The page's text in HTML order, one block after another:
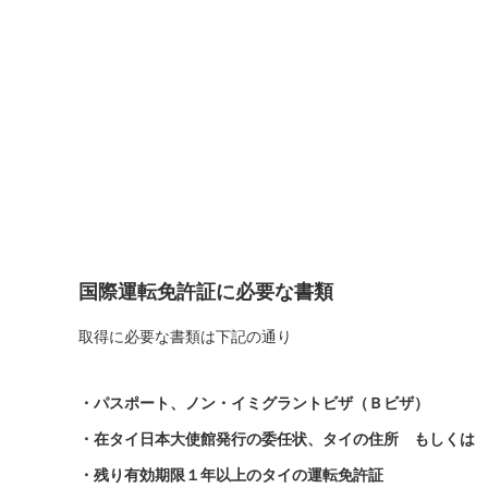
国際運転免許証に必要な書類
取得に必要な書類は下記の通り
・パスポート、ノン・イミグラントビザ（Ｂビザ）
・在タイ日本大使館発行の委任状、タイの住所 もしくは
・残り有効期限１年以上のタイの運転免許証